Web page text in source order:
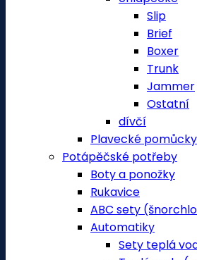
Slip
Brief
Boxer
Trunk
Jammer
Ostatní
dívčí
Plavecké
Potápěčské potřeby
Boty a ponožky
Rukavice
ABC sety
Automatiky
Sety teplá